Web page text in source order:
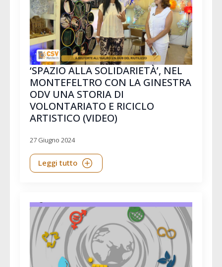
‘SPAZIO ALLA SOLIDARIETÀ’, NEL
MONTEFELTRO CON LA GINESTRA
ODV UNA STORIA DI
VOLONTARIATO E RICICLO
ARTISTICO (VIDEO)
27 Giugno 2024
Leggi tutto